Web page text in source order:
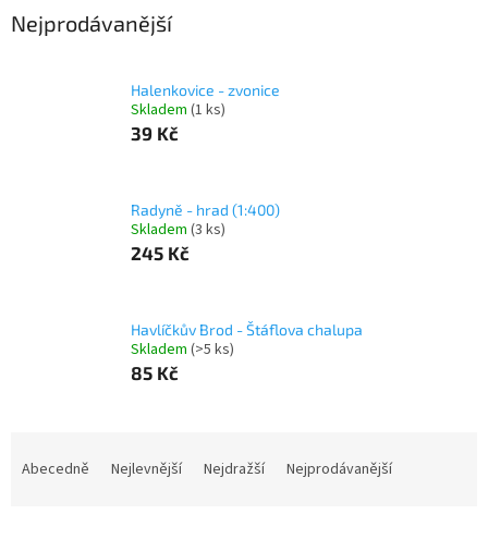
Nejprodávanější
Halenkovice - zvonice
Skladem (1 ks)
39 Kč
Radyně - hrad (1:400)
Skladem (3 ks)
245 Kč
Havlíčkův Brod - Štáflova chalupa
Skladem (>5 ks)
85 Kč
Abecedně Nejlevnější Nejdražší Nejprodávanější